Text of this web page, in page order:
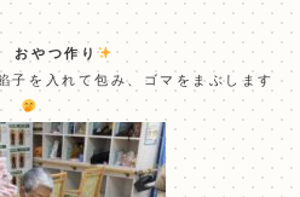
おやつ作り
子を入れて包み、ゴマをまぶします